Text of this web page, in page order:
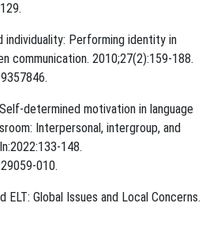
individuality: Performing identity in
communication. 2010;27(2):159-188.
determined motivation in language
Interpersonal, intergroup, and
148.
010.
ELT: Global Issues and Local Concerns.